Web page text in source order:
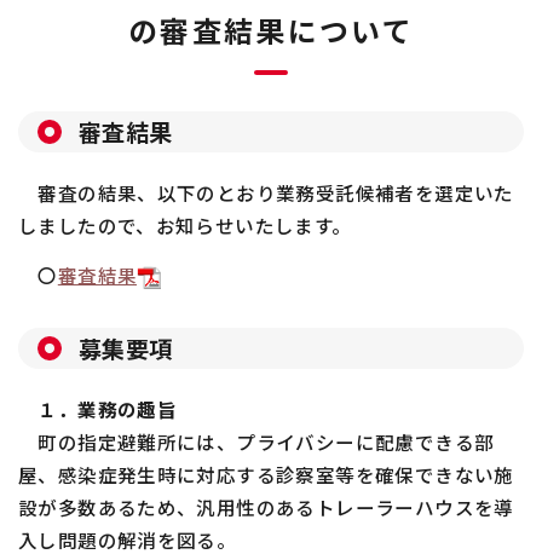
の審査結果について
審査結果
審査の結果、以下のとおり業務受託候補者を選定いた
しましたので、お知らせいたします。
〇審査結果
募集要項
１．業務の趣旨
町の指定避難所には、プライバシーに配慮できる部
屋、感染症発生時に対応する診察室等を確保できない施
設が多数あるため、汎用性のあるトレーラーハウスを導
入し問題の解消を図る。